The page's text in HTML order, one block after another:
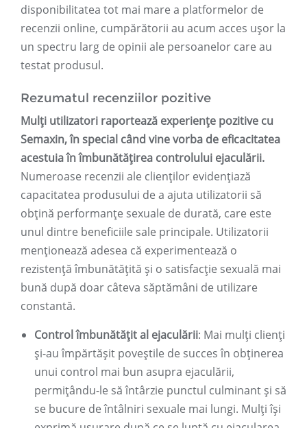
disponibilitatea tot mai mare a platformelor de
recenzii online, cumpărătorii au acum acces ușor la
un spectru larg de opinii ale persoanelor care au
testat produsul.
Rezumatul recenziilor pozitive
Mulți utilizatori raportează experiențe pozitive cu
Semaxin, în special când vine vorba de eficacitatea
acestuia în îmbunătățirea controlului ejaculării.
Numeroase recenzii ale clienților evidențiază
capacitatea produsului de a ajuta utilizatorii să
obțină performanțe sexuale de durată, care este
unul dintre beneficiile sale principale. Utilizatorii
menționează adesea că experimentează o
rezistență îmbunătățită și o satisfacție sexuală mai
bună după doar câteva săptămâni de utilizare
constantă.
Control îmbunătățit al ejaculării: Mai mulți clienți
și-au împărtășit poveștile de succes în obținerea
unui control mai bun asupra ejaculării,
permițându-le să întârzie punctul culminant și să
se bucure de întâlniri sexuale mai lungi. Mulți își